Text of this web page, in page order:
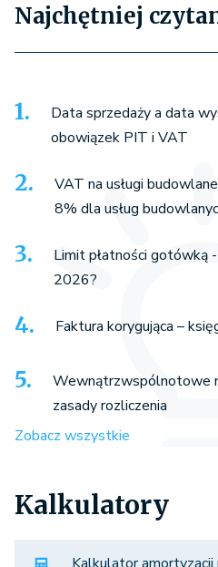
Najchętniej
Data sprzedaży a data
obowiązek PIT i VAT
VAT na usługi
8% dla usług
Limit płatności
2026?
Faktura korygująca –
Wewnątrzwspólnotowe
zasady rozliczenia
Zobacz wszystkie
Kalkulatory